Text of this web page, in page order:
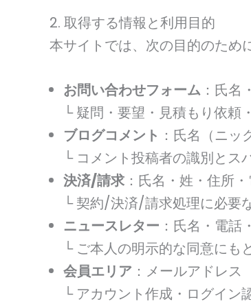
2. 取得する情報と利用目的
本サイトでは、次の目的のため
お問い合わせフォーム ：氏名
└ 疑問・要望・見積もり依頼
ブログコメント ：氏名（ニ
└ コメント投稿者の識別とス
決済/請求 ：氏名・姓・住所
└ 契約/決済/請求処理に必要
ニュースレター ：氏名・電話
└ ご本人の明示的な同意にも
会員エリア ：メールアドレス
└ アカウント作成・ログイン